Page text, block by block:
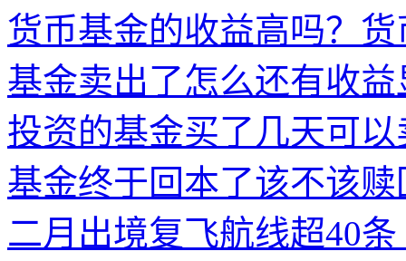
货币基金的收益高吗？
基金卖出了怎么还有收
投资的基金买了几天可
基金终于回本了该不该
二月出境复飞航线超40